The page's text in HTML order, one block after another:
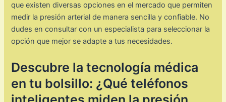
que existen diversas opciones en el mercado que permiten
medir la presión arterial de manera sencilla y confiable. No
dudes en consultar con un especialista para seleccionar la
opción que mejor se adapte a tus necesidades.
Descubre la tecnología médica
en tu bolsillo: ¿Qué teléfonos